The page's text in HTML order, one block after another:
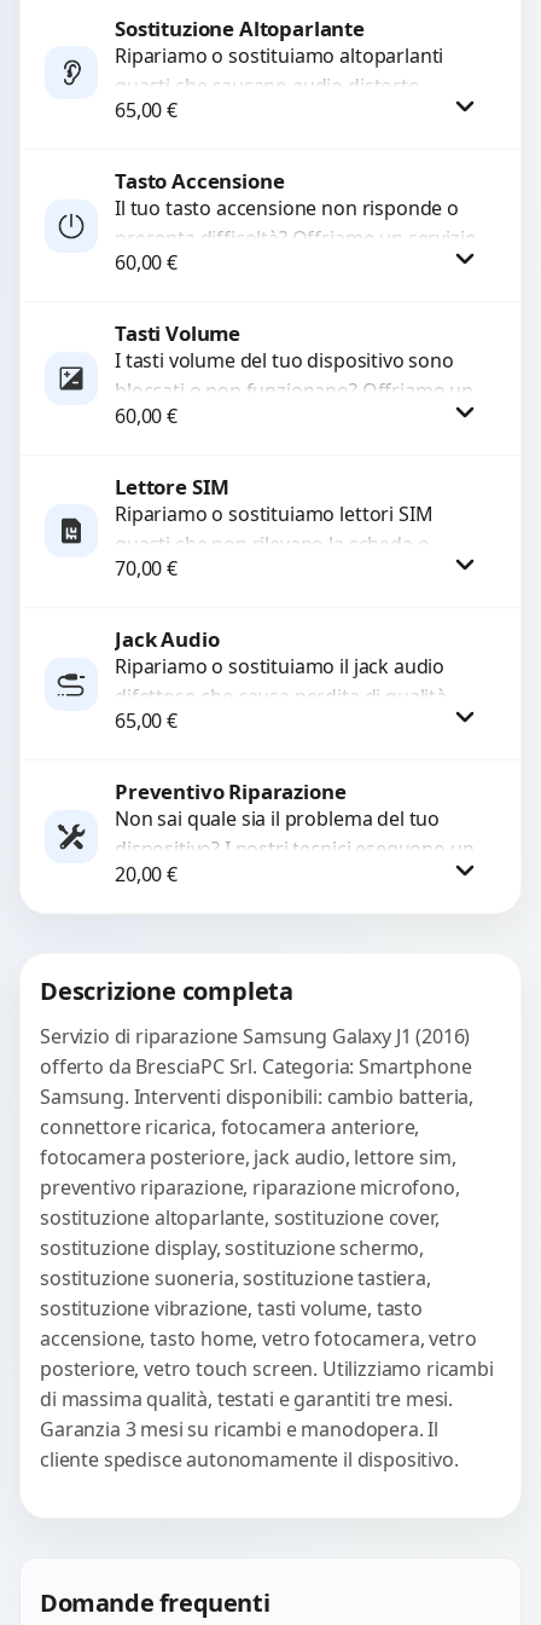
di...
Procedi
Sostituzione Altoparlante
Ripariamo o sostituiamo altoparlanti
guasti che causano audio distorto,
basso o assente. Utilizziamo ricambi di
65,00€
Procedi
Tasto Accensione
Il tuo tasto accensione non risponde o
presenta difficoltà? Offriamo un servizio
professionale di riparazione o
60,00€
Tasti Volume
I tasti volume del tuo dispositivo sono
bloccati o non funzionano? Offriamo un
servizio di riparazione o sostituzione
60,00€
Lettore SIM
Ripariamo o sostituiamo lettori SIM
guasti che non rilevano la scheda o
interrompono il segnale. Utilizziamo
70,00€
Jack Audio
Ripariamo o sostituiamo il jack audio
difettoso che causa perdita di qualità
sonora o impossibilità di collegare cuffie
65,00€
Procedi
Preventivo Riparazione
Non sai quale sia il problema del tuo
dispositivo? I nostri tecnici eseguono un
check-up completo con strumenti
avanzati per...
20,00€
Descrizione completa
Servizio di riparazione Samsung Galaxy J1 (2016)
offerto da BresciaPC Srl. Categoria: Smartphone
Samsung. Interventi disponibili: cambio batteria,
connettore ricarica, fotocamera anteriore,
fotocamera posteriore, jack audio, lettore sim,
preventivo riparazione, riparazione microfono,
sostituzione altoparlante, sostituzione cover,
sostituzione display, sostituzione schermo,
sostituzione suoneria, sostituzione tastiera,
sostituzione vibrazione, tasti volume, tasto
accensione, tasto home, vetro fotocamera, vetro
posteriore, vetro touch screen. Utilizziamo ricambi
di massima qualità, testati e garantiti tre mesi.
Garanzia 3 mesi su ricambi e manodopera. Il
cliente spedisce autonomamente il dispositivo.
Domande frequenti